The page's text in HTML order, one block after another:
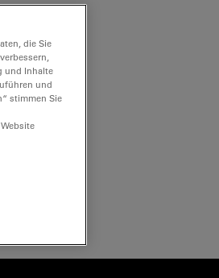
die Sie
und Inhalte
und
stimmen Sie